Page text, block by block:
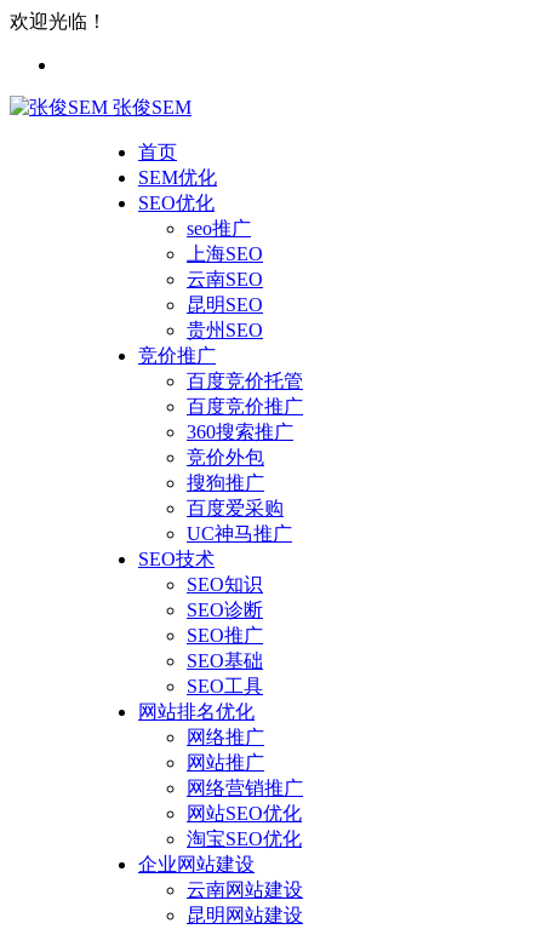
欢迎光临！
张俊SEM
首页
SEM优化
SEO优化
seo推广
上海SEO
云南SEO
昆明SEO
贵州SEO
竞价推广
百度竞价托管
百度竞价推广
360搜索推广
竞价外包
搜狗推广
百度爱采购
UC神马推广
SEO技术
SEO知识
SEO诊断
SEO推广
SEO基础
SEO工具
网站排名优化
网络推广
网站推广
网络营销推广
网站SEO优化
淘宝SEO优化
企业网站建设
云南网站建设
昆明网站建设